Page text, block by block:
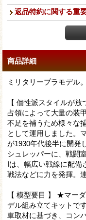
返品特約に関する重
商品詳細
ミリタリープラモデル
【 個性派スタイルが
占領によって大量の装
不足を補うため様々な
として運用しました。
が1930年代後半に開発
シュレッパーに、戦闘
Iは、幅広い戦線に配備
戦法などに力を発揮。
【 模型要目 】 ★マー
デル組み立てキット
車取材に基づき、コン